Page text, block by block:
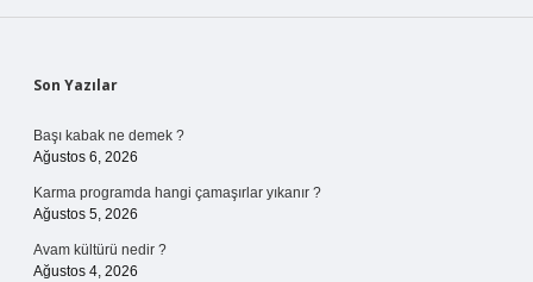
Sidebar
Son Yazılar
Başı kabak ne demek ?
Ağustos 6, 2026
Karma programda hangi çamaşırlar yıkanır ?
Ağustos 5, 2026
Avam kültürü nedir ?
Ağustos 4, 2026